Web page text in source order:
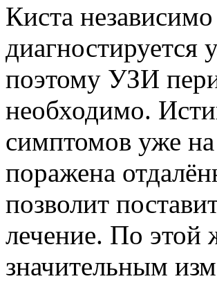
Киста
диагностируется
поэтому УЗИ
необходимо.
симптомов уже на
поражена
позволит
лечение. По этой
значительным